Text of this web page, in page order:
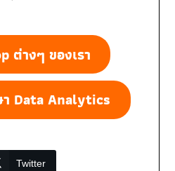
ต่างๆ ของเรา
Data Analytics
Twitter